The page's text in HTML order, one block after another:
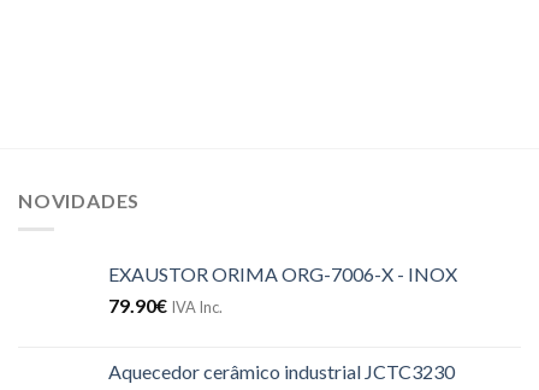
NOVIDADES
EXAUSTOR ORIMA ORG-7006-X - INOX
79.90€ IVA Inc.
Aquecedor cerâmico industrial JCTC3230